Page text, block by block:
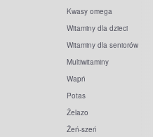
Kwasy omega
Witaminy dla dzieci
Witaminy dla seniorów
Multiwitaminy
Wapń
Potas
Żelazo
Żeń-szeń